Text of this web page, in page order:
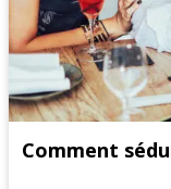
Comment